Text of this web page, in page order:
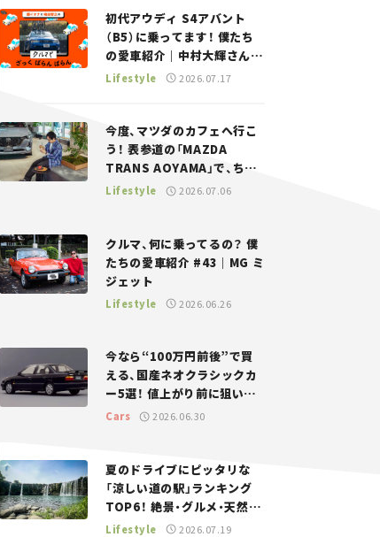
初代アウディ S4アバント
（B5）に乗ってます！ 僕たち
の愛車紹介｜中村大輝さん
——瀬イオナと嶋田智之の
Lifestyle 2026.07.17
今度、マツダのカフェへ行こ
う！ 表参道の「MAZDA
TRANS AOYAMA」で、ちょ
っとひと息。——連載｜CCG
Lifestyle 2026.07.06
クルマ、何に乗ってるの？ 僕
たちの愛車紹介 #43｜MG ミ
ジェット
Lifestyle 2026.06.26
今なら“100万円前後”で買
える、国産ネオクラシックカ
ー5選！ 値上がり前に狙いた
い、中古車探しをお手伝い――ち
Cars 2026.06.30
夏のドライブにピッタリな
「涼しい道の駅」ランキング
TOP6！ 絶景・グルメ・天然ク
ーラーなど、避暑におすすめ
Lifestyle 2026.07.19